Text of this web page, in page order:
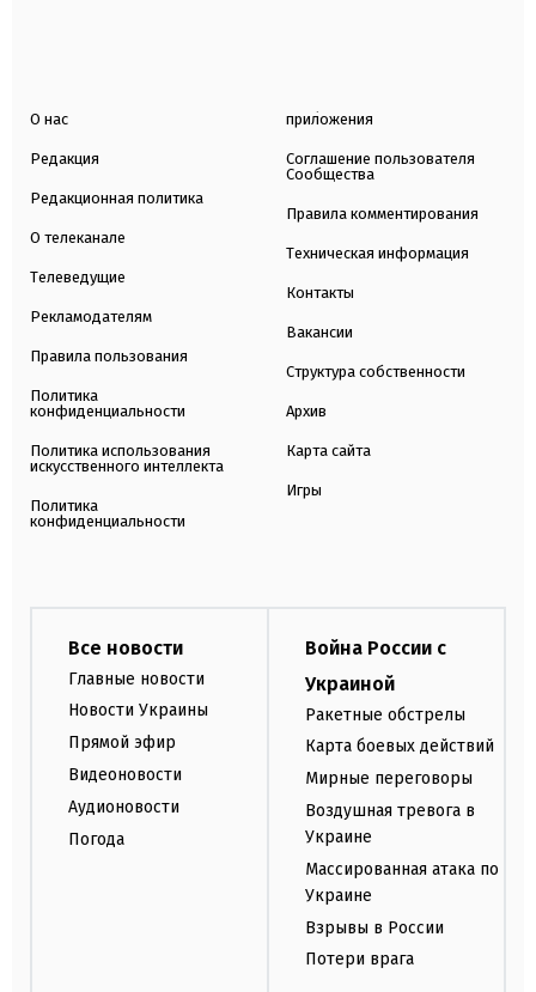
О нас
Редакция
Редакционная политика
О телеканале
Телеведущие
Рекламодателям
Правила пользования
Политика
конфиденциальности
Политика использования
искусственного интеллекта
Политика
конфиденциальности
приложения
Соглашение пользователя
Сообщества
Правила комментирования
Техническая информация
Контакты
Вакансии
Структура собственности
Архив
Карта сайта
Игры
Все новости
Главные новости
Новости Украины
Прямой эфир
Видеоновости
Аудионовости
Погода
Война России с
Украиной
Ракетные обстрелы
Карта боевых действий
Мирные переговоры
Воздушная тревога в
Украине
Массированная атака по
Украине
Взрывы в России
Потери врага